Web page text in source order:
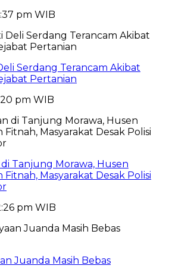
pm WIB
Serdang Terancam Akibat
Pertanian
pm WIB
Tanjung Morawa, Husen
Fitnah, Masyarakat Desak Polisi
pm WIB
Juanda Masih Bebas